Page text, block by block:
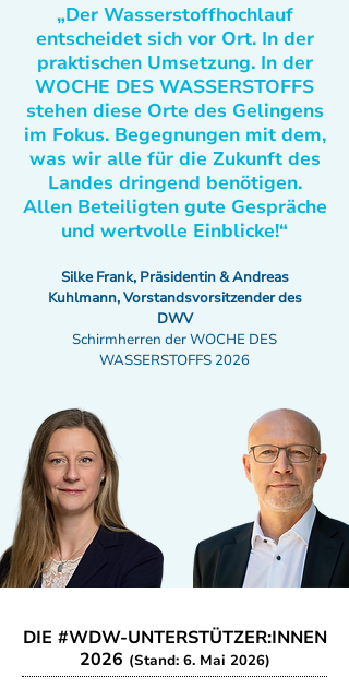
„Der Wasserstoffhochlauf
entscheidet sich vor Ort. In der
praktischen Umsetzung. In der
WOCHE DES WASSERSTOFFS
stehen diese Orte des Gelingens
im Fokus. Begegnungen mit dem,
was wir alle für die Zukunft des
Landes dringend benötigen.
Allen Beteiligten gute Gespräche
und wertvolle Einblicke!“
Silke Frank, Präsidentin & Andreas
Kuhlmann, Vorstandsvorsitzender des
DWV
Schirmherren der WOCHE DES
WASSERSTOFFS 2026
DIE #WDW-UNTERSTÜTZER:INNEN
2026 (Stand: 6. Mai 2026)